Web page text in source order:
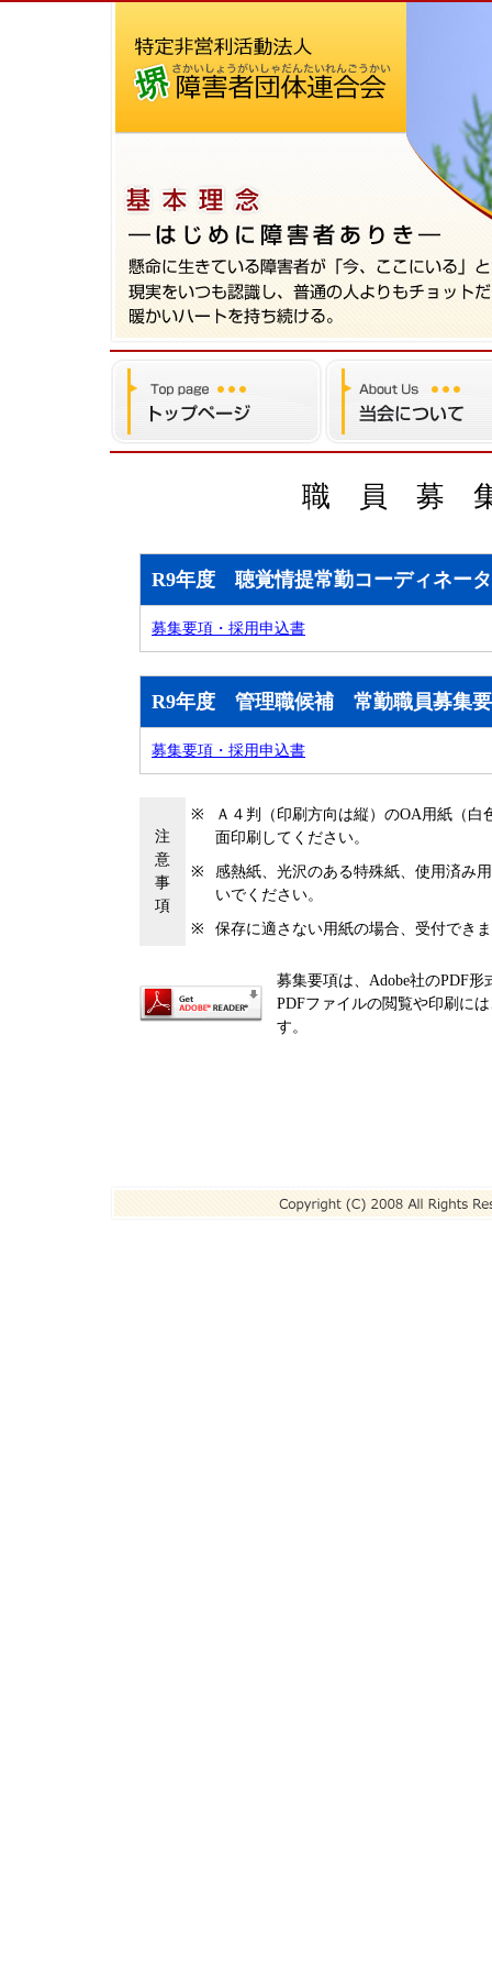
職 員 募
R9年度 聴覚情提常勤コーディネー
募集要項・採用申込書
R9年度 管理職候補 常勤職員募集
募集要項・採用申込書
注
意
事
項
※
Ａ４判（印刷方向は縦）のOA用紙（白
面印刷してください。
※
感熱紙、光沢のある特殊紙、使用済み
いでください。
※ 保存に適さない用紙の場合、受付でき
募集要項は、Adobe社のPDF
PDFファイルの閲覧や印刷には
す。